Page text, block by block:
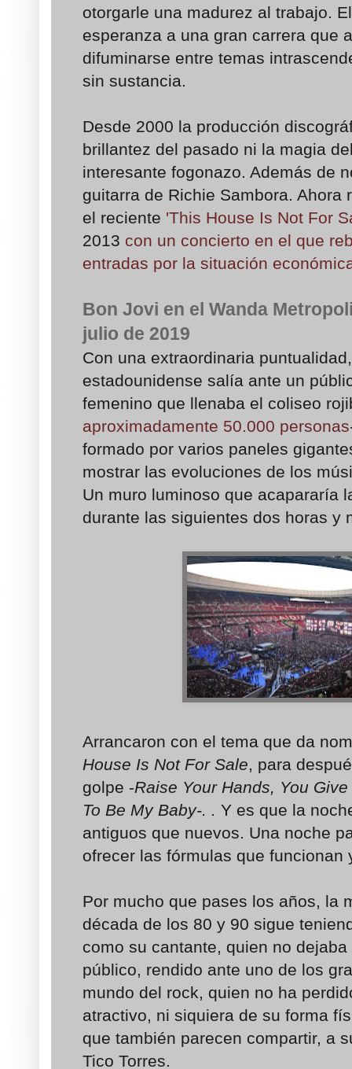
otorgarle una madurez al trabajo.
esperanza a una gran carrera que
difuminarse entre temas
sin sustancia.
Desde 2000 la producción
brillantez del pasado ni la magia
interesante fogonazo. Además de
guitarra de Richie Sambora. Ahora
el reciente 'This House Is Not For
2013 con un concierto en el que
entradas por la situación
Bon Jovi en el Wanda
julio de 2019
Con una extraordinaria
estadounidense salía ante un
femenino que llenaba el coliseo
aproximadamente 50.000 personas
formado por varios paneles
mostrar las evoluciones de los
Un muro luminoso que acapararía
durante las siguientes dos horas y
Arrancaron con el tema que da
House Is Not For Sale, para
golpe -Raise Your Hands, You
To Be My Baby-. . Y es que la
antiguos que nuevos. Una noche
ofrecer las fórmulas que funcionan
Por mucho que pases los años, la
década de los 80 y 90 sigue
como su cantante, quien no
público, rendido ante uno de los
mundo del rock, quien no ha
atractivo, ni siquiera de su forma
que también parecen compartir, a
Tico Torres.